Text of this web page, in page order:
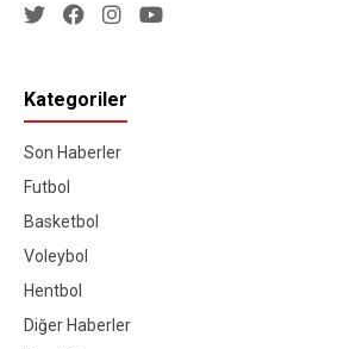
Kategoriler
Son Haberler
Futbol
Basketbol
Voleybol
Hentbol
Diğer Haberler